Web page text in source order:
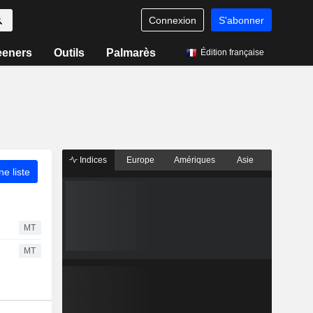
Connexion S'abonner
Outils Palmarès Édition française
liste
MT
MT
Indices Europe Amériques Asie